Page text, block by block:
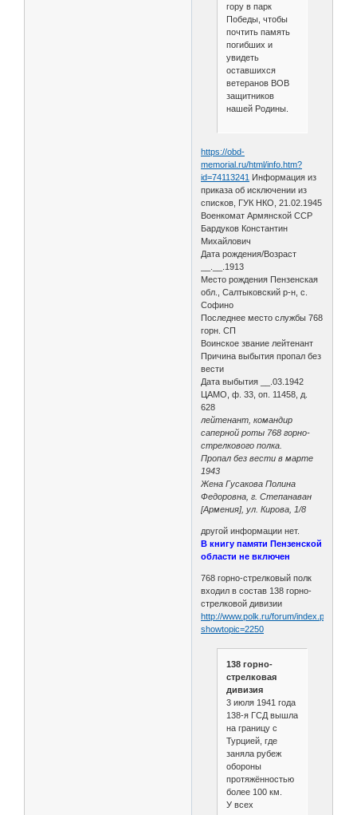
гору в парк
Победы, чтобы
почтить память
погибших и
увидеть
оставшихся
ветеранов ВОВ
защитников
нашей Родины.
https://obd-
memorial.ru/html/info.htm?
id=74113241 Информация из
приказа об исключении из
списков, ГУК НКО, 21.02.1945
Военкомат Армянской ССР
Бардуков Константин
Михайлович
Дата рождения/Возраст
__.__.1913
Место рождения Пензенская
обл., Салтыковский р-н, с.
Софино
Последнее место службы 768
горн. СП
Воинское звание лейтенант
Причина выбытия пропал без
вести
Дата выбытия __.03.1942
ЦАМО, ф. 33, оп. 11458, д.
628
лейтенант, командир
саперной роты 768 горно-
стрелкового полка.
Пропал без вести в марте
1943
Жена Гусакова Полина
Федоровна, г. Степанаван
[Армения], ул. Кирова, 1/8
другой информации нет.
В книгу памяти Пензенской
области не включен
768 горно-стрелковый полк
входил в состав 138 горно-
стрелковой дивизии
http://www.polk.ru/forum/index.php?
showtopic=2250
138 горно-
стрелковая
дивизия
3 июля 1941 года
138-я ГСД вышла
на границу с
Турцией, где
заняла рубеж
обороны
протяжённостью
более 100 км.
У всех